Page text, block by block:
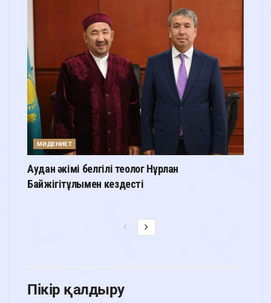
МӘДЕНИЕТ
Аудан әкімі белгілі теолог Нұрлан
Байжігітұлымен кездесті
Пікір қалдыру